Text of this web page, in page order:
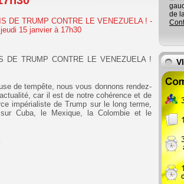
DE TRUMP CONTRE LE VENEZUELA !
de tempête, nous vous donnons rendez-
car il est de notre cohérence et de
impérialiste de Trump sur le long terme,
Cuba, le Mexique, la Colombie et le
de